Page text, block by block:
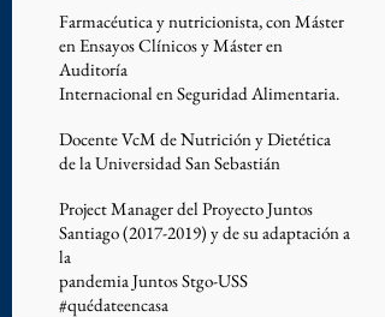
Farmacéutica y nutricionista, con Máster
en Ensayos Clínicos y Máster en
Auditoría
Internacional en Seguridad Alimentaria.
Docente VcM de Nutrición y Dietética
de la Universidad San Sebastián
Project Manager del Proyecto Juntos
Santiago(2017-2019) y de su adaptación a
la
pandemia Juntos Stgo-USS
#quédateencasa